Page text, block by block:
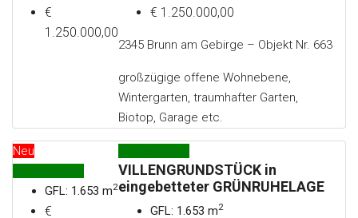
€
1.250.000,00
€ 1.250.000,00
2345 Brunn am Gebirge – Objekt Nr. 663
großzügige offene Wohnebene,
Wintergarten, traumhafter Garten,
Biotop, Garage etc.
Neu
Zu Verkaufen
GFL: 1.653 m2
€
Zu Verkaufen
VILLENGRUNDSTÜCK in
eingebetteter GRÜNRUHELAGE
GFL: 1.653 m2